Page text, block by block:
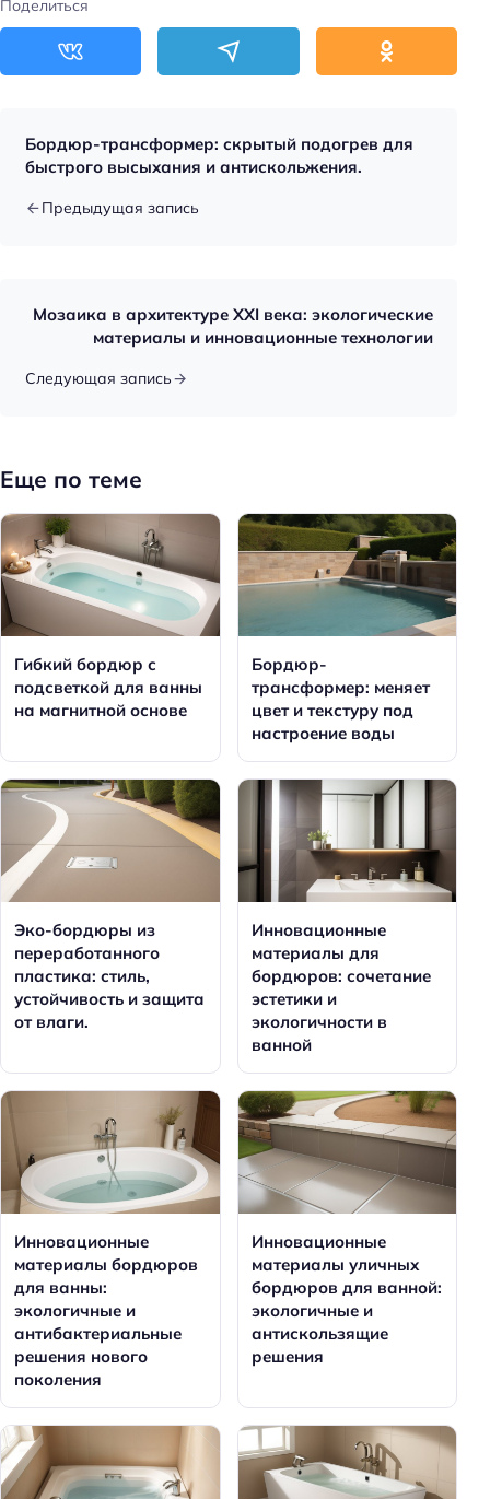
Поделиться
Бордюр-трансформер: скрытый подогрев для
быстрого высыхания и антискольжения.
Предыдущая запись
Мозаика в архитектуре XXI века: экологические
материалы и инновационные технологии
Следующая запись
Еще по теме
Гибкий бордюр с
подсветкой для ванны
на магнитной основе
Бордюр-
трансформер: меняет
цвет и текстуру под
настроение воды
Эко-бордюры из
переработанного
пластика: стиль,
устойчивость и защита
от влаги.
Инновационные
материалы для
бордюров: сочетание
эстетики и
экологичности в
ванной
Инновационные
материалы бордюров
для ванны:
экологичные и
антибактериальные
решения нового
поколения
Инновационные
материалы уличных
бордюров для ванной:
экологичные и
антискользящие
решения